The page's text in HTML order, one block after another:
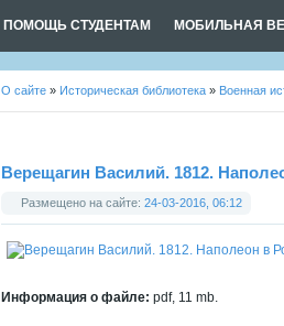
ПОМОЩЬ СТУДЕНТАМ МОБИЛЬНАЯ
О сайте » Историческая библиотека » Военная
Верещагин Василий. 1812.
Размещено на сайте: 24-03-2016, 06:12
Информация о файле: pdf, 11 mb.